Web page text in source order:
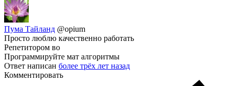
Пума Тайланд @opium
Просто люблю качественно работать
Репетитором во
Программируйте мат алгоритмы
Ответ написан более трёх лет назад
Комментировать